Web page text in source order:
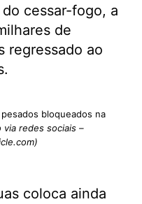
cessar-fogo, a
de
regressado ao
​​bloqueados na
via redes sociais –
coloca ainda